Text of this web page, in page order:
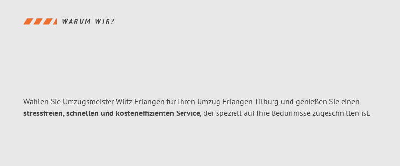
WARUM WIR?
Wählen Sie Umzugsmeister Wirtz Erlangen für Ihren Umzug Erlangen Tilburg und genießen Sie einen
stressfreien, schnellen und kosteneffizienten Service, der speziell auf Ihre Bedürfnisse zugeschnitten ist.